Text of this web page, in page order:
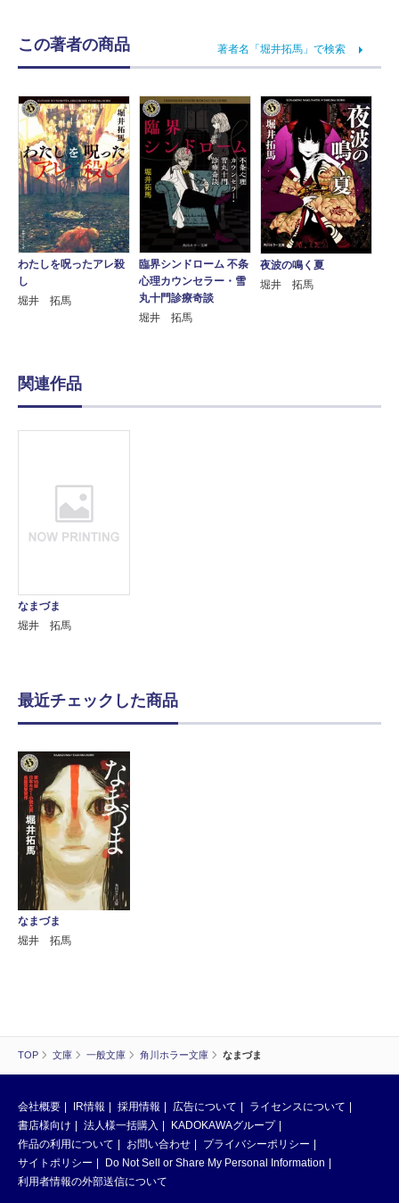
TOP 文庫 一般文庫 角川ホラー文庫 なまづま
この著者の商品 著者名「堀井拓馬」で検索
わたしを呪ったアレ殺
し
堀井 拓馬
臨界シンドローム 不条
心理カウンセラー・雪
丸十門診療奇談
堀井 拓馬
夜波の鳴く夏
堀井 拓馬
関連作品
なまづま
堀井 拓馬
最近チェックした商品
なまづま
堀井 拓馬
会社概要 IR情報 採用情報 広告について
ライセンスについて
書店様向け
法人様一括購入
KADOKAWAグループ
作品の利用について
お問い合わせ
プライバシーポリシー
サイトポリシー
Do Not Sell or Share My Personal Information
利用者情報の外部送信について